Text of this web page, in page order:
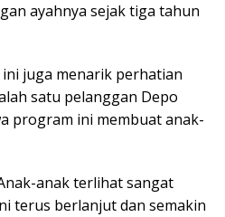
ayahnya sejak tiga tahun
juga menarik perhatian
satu pelanggan Depo
program ini membuat anak-
anak terlihat sangat
terus berlanjut dan semakin